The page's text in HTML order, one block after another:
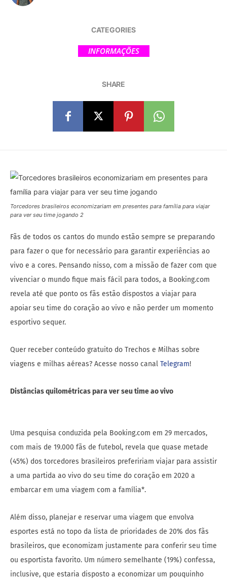
CATEGORIES
INFORMAÇÕES
SHARE
Torcedores brasileiros economizariam em presentes para família para viajar
para ver seu time jogando 2
Fãs de todos os cantos do mundo estão sempre se preparando
para fazer o que for necessário para garantir experiências ao
vivo e a cores. Pensando nisso, com a missão de fazer com que
vivenciar o mundo fique mais fácil para todos, a Booking.com
revela até que ponto os fãs estão dispostos a viajar para
apoiar seu time do coração ao vivo e não perder um momento
esportivo sequer.
Quer receber conteúdo gratuito do Trechos e Milhas sobre
viagens e milhas aéreas? Acesse nosso canal Telegram!
Distâncias quilométricas para ver seu time ao vivo
Uma pesquisa conduzida pela Booking.com em 29 mercados,
com mais de 19.000 fãs de futebol, revela que quase metade
(45%) dos torcedores brasileiros prefeririam viajar para assistir
a uma partida ao vivo do seu time do coração em 2020 a
embarcar em uma viagem com a família*.
Além disso, planejar e reservar uma viagem que envolva
esportes está no topo da lista de prioridades de 20% dos fãs
brasileiros, que economizam justamente para conferir seu time
ou esportista favorito. Um número semelhante (19%) confessa,
inclusive, que estaria disposto a economizar um pouquinho